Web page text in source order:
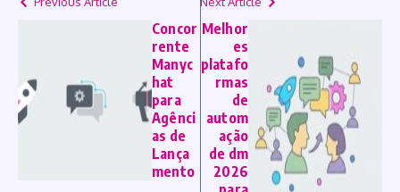
Concor
rente
Manyc
hat
para
Agênci
as de
Lança
mento
Melhor
es
platafo
rmas
de
autom
ação
de dm
2026